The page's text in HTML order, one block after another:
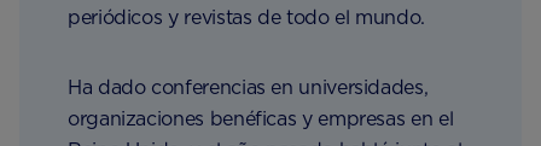
periódicos y revistas de todo el mundo.
Ha dado conferencias en universidades,
organizaciones benéficas y empresas en el